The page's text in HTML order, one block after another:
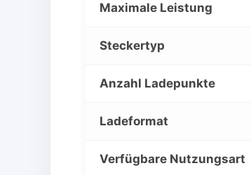
Maximale Leistung
Steckertyp
Anzahl Ladepunkte
Ladeformat
Verfügbare Nutzungsart